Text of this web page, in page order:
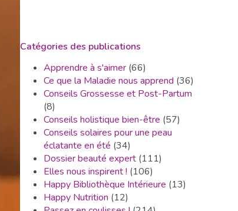
Catégories des publications
Apprendre à s'aimer (66)
Ce que la Maladie nous apprend (36)
Conseils Grossesse et Post-Partum
(8)
Conseils holistique bien-être (57)
Conseils solaires pour une peau
éclatante en été (34)
Dossier beauté expert (111)
Elles nous inspirent ! (106)
Happy Bibliothèque Intérieure (13)
Happy Nutrition (12)